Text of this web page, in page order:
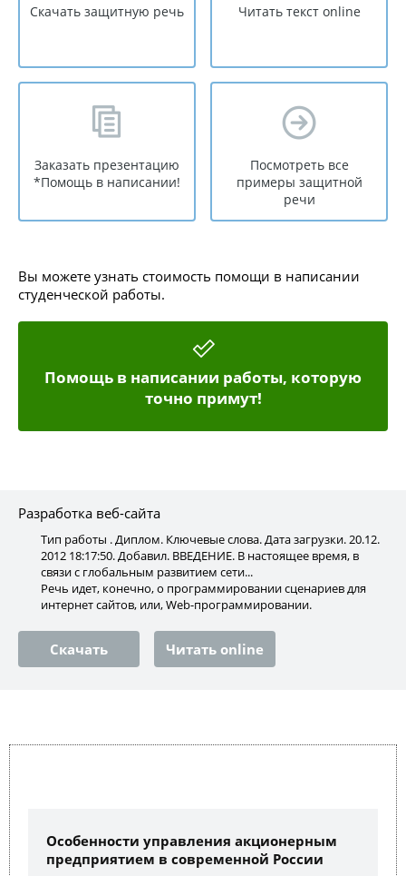
Скачать защитную речь Читать текст online
Заказать презентацию
*Помощь в написании!
Посмотреть все
примеры защитной
речи
Вы можете узнать стоимость помощи в написании
студенческой работы.
Помощь в написании работы, которую
точно примут!
Разработка веб-сайта
Тип работы . Диплом. Ключевые слова. Дата загрузки. 20.12.
2012 18:17:50. Добавил. ВВЕДЕНИЕ. В настоящее время, в
связи с глобальным развитием сети...
Речь идет, конечно, о программировании сценариев для
интернет сайтов, или, Web-программировании.
Скачать Читать online
Особенности управления акционерным
предприятием в современной России